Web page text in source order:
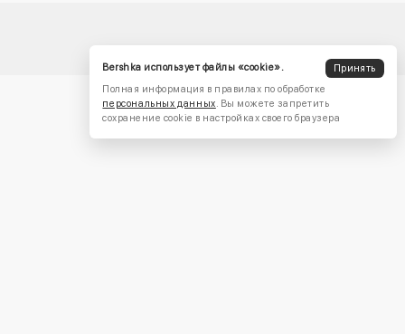
Bershka использует файлы «cookie».
Принять
Полная информация в правилах по обработке
персональных данных. Вы можете запретить
сохранение cookie в настройках своего браузера